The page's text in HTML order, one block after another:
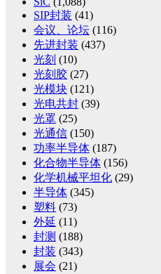
SIP封装 (41)
会议、论坛 (116)
先进封装 (437)
光刻 (10)
光刻胶 (27)
光模块 (121)
光电共封 (39)
光罩 (25)
光通信 (150)
功率半导体 (187)
化合物半导体 (156)
化学机械平坦化 (29)
半导体 (345)
塑料 (73)
外延 (11)
封测 (188)
封装 (343)
展会 (21)